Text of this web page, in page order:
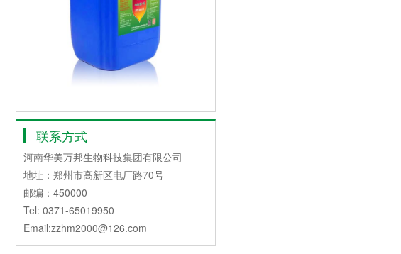
联系方式
河南华美万邦生物科技集团有限公司
地址：郑州市高新区电厂路70号
邮编：450000
Tel: 0371-65019950
Email:zzhm2000@126.com